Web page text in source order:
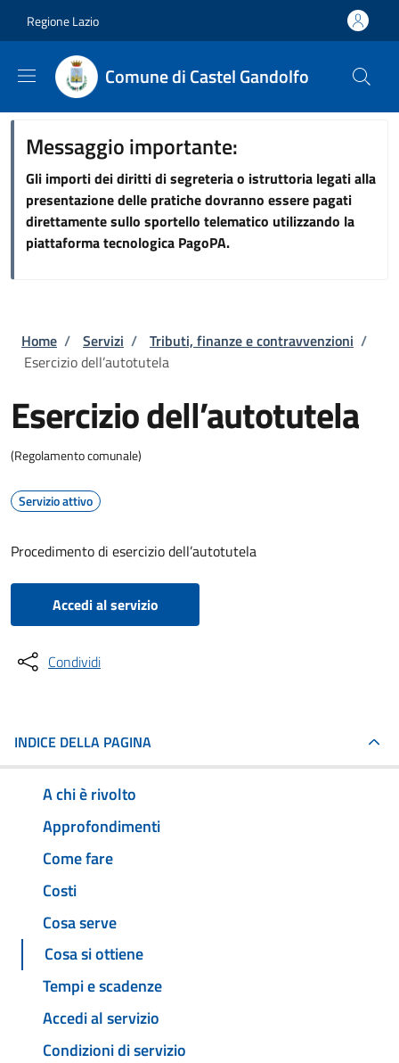
Regione Lazio
Comune di Castel Gandolfo
Messaggio importante:
Gli importi dei diritti di segreteria o istruttoria legati alla
presentazione delle pratiche dovranno essere pagati
direttamente sullo sportello telematico utilizzando la
piattaforma tecnologica PagoPA.
Briciole di pane
Home / Servizi / Tributi, finanze e contravvenzioni /
Esercizio dell’autotutela
Esercizio dell’autotutela
(Regolamento comunale)
Servizio attivo
Procedimento di esercizio dell’autotutela
Accedi al servizio
Condividi
INDICE DELLA PAGINA
A chi è rivolto
Approfondimenti
Come fare
Costi
Cosa serve
Cosa si ottiene
Tempi e scadenze
Accedi al servizio
Condizioni di servizio